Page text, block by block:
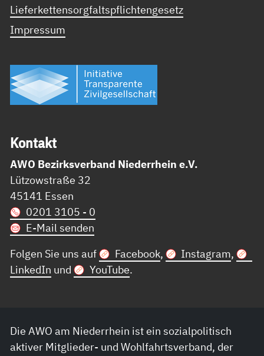
Lieferkettensorgfaltspflichtengesetz
Impressum
Kon­takt
AWO Bezirksverband Niederrhein e.V.
Lützowstraße 32
45141 Essen
0201 3105 - 0
E-Mail senden
Folgen Sie uns auf
Facebook, Instagram,
LinkedIn und YouTube.
Die AWO am Niederrhein ist ein sozialpolitisch
aktiver Mitglieder- und Wohlfahrtsverband, der